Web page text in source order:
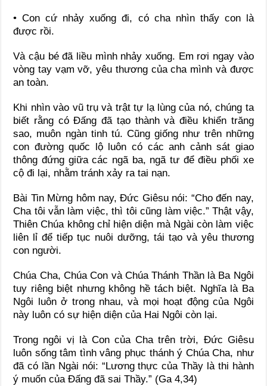
• Con cứ nhảy xuống đi, có cha nhìn thấy con là
được rồi.
Và cậu bé đã liều mình nhảy xuống. Em rơi ngay vào
vòng tay vạm vỡ, yêu thương của cha mình và được
an toàn.
Khi nhìn vào vũ trụ và trật tự lạ lùng của nó, chúng ta
biết rằng có Đấng đã tạo thành và điều khiển trăng
sao, muôn ngàn tinh tú. Cũng giống như trên những
con đường quốc lộ luôn có các anh cảnh sát giao
thông đứng giữa các ngã ba, ngã tư để điều phối xe
cộ đi lại, nhằm tránh xảy ra tai nạn.
Bài Tin Mừng hôm nay, Đức Giêsu nói: “Cho đến nay,
Cha tôi vẫn làm việc, thì tôi cũng làm việc.” Thật vậy,
Thiên Chúa không chỉ hiện diện mà Ngài còn làm việc
liên lỉ để tiếp tục nuôi dưỡng, tái tạo và yêu thương
con người.
Chúa Cha, Chúa Con và Chúa Thánh Thần là Ba Ngôi
tuy riêng biệt nhưng không hề tách biệt. Nghĩa là Ba
Ngôi luôn ở trong nhau, và mọi hoạt động của Ngôi
này luôn có sự hiện diện của Hai Ngôi còn lại.
Trong ngôi vị là Con của Cha trên trời, Đức Giêsu
luôn sống tâm tình vâng phục thánh ý Chúa Cha, như
đã có lần Ngài nói: “Lương thực của Thầy là thi hành
ý muốn của Đấng đã sai Thầy.” (Ga 4,34)